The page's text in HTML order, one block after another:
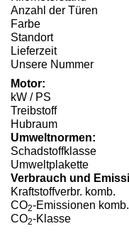
Anzahl der Türen
Farbe
Standort
Lieferzeit
Unsere Nummer
Motor:
kW / PS
Treibstoff
Hubraum
Umweltnormen:
Schadstoffklasse
Umweltplakette
Verbrauch und
Kraftstoffverbr. komb.
CO2-Emissionen komb.
CO2-Klasse